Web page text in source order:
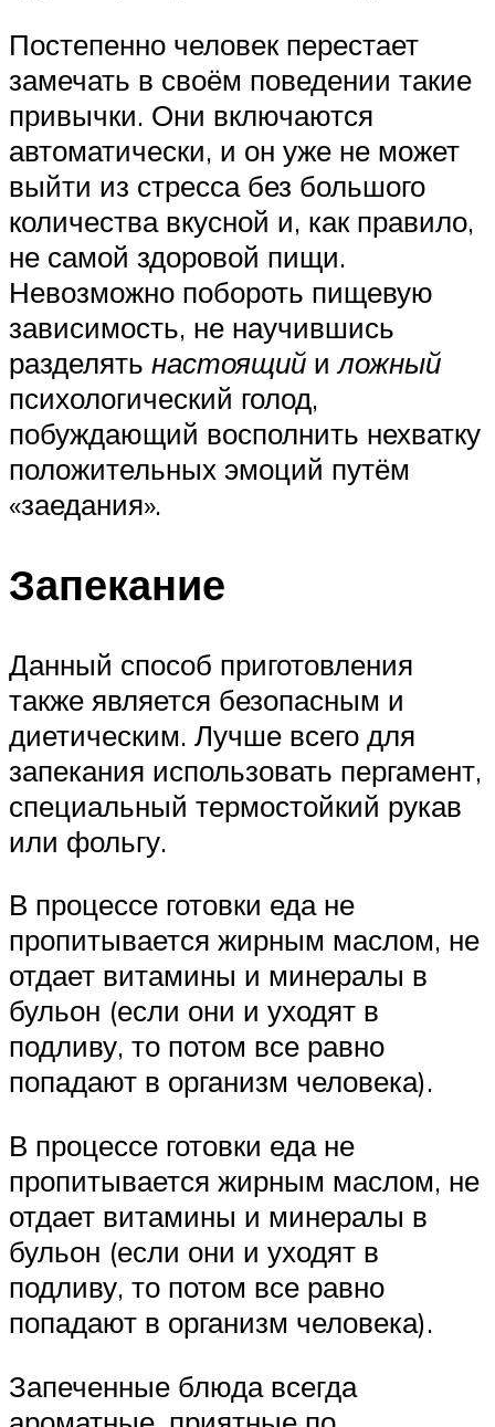
Постепенно человек перестает
замечать в своём поведении такие
привычки. Они включаются
автоматически, и он уже не может
выйти из стресса без большого
количества вкусной и, как правило,
не самой здоровой пищи.
Невозможно побороть пищевую
зависимость, не научившись
разделять настоящий иложный
психологический голод,
побуждающий восполнить нехватку
положительных эмоций путём
«заедания».
Запекание
Данный способ приготовления
также является безопасным и
диетическим. Лучше всего для
запекания использовать пергамент,
специальный термостойкий рукав
или фольгу.
В процессе готовки еда не
пропитывается жирным маслом, не
отдает витамины и минералы в
бульон (если они и уходят в
подливу, то потом все равно
попадают в организм человека).
В процессе готовки еда не
пропитывается жирным маслом, не
отдает витамины и минералы в
бульон (если они и уходят в
подливу, то потом все равно
попадают в организм человека).
Запеченные блюда всегда